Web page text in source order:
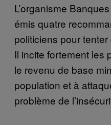
L’organisme
émis quatre
politiciens pour tenter
Il incite fortement les
le revenu de base
population et à
problème de